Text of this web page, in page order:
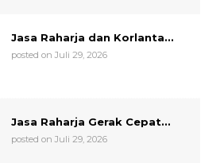
Jasa Raharja dan Korlanta...
posted on Juli 29, 2026
Jasa Raharja Gerak Cepat...
posted on Juli 29, 2026